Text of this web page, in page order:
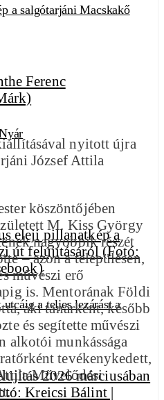
a salgótarjáni Macskakő
a teljes lezárást a
nyitott újra
József Attila
köszöntőjében
M. Kiss György
nagyobbik részét
– azon a településen,
művészi erő
is. Mentorának Földi
aki tanárként, később
és segítette művészi
alkotói munkássága
tevékenykedett,
Művelődési